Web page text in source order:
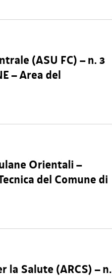
(ASU FC) – n. 3
– Area del
Orientali –
del Comune di
la Salute (ARCS) – n.